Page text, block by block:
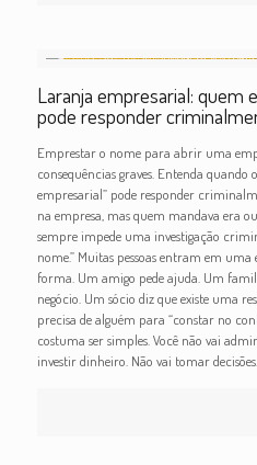
Laranja empresarial: quem
pode responder
Emprestar o nome para abrir uma
consequências graves. Entenda quando
empresarial” pode responder
na empresa, mas quem mandava era
sempre impede uma investigação
nome.” Muitas pessoas entram em uma
forma. Um amigo pede ajuda. Um
negócio. Um sócio diz que existe uma
precisa de alguém para “constar no
costuma ser simples. Você não vai
investir dinheiro. Não vai tomar